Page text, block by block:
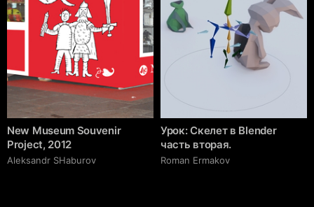
New Museum Souvenir
Project, 2012
Аleksandr SHaburov
Урок: Скелет в Blender
часть вторая.
Roman Ermakov